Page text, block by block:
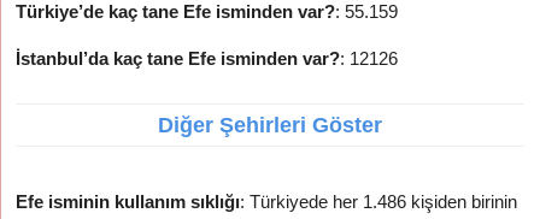
Türkiye’de kaç tane Efe isminden var?: 55.159
İstanbul’da kaç tane Efe isminden var?: 12126
Diğer Şehirleri Göster
Efe isminin kullanım sıklığı: Türkiyede her 1.486 kişiden birinin